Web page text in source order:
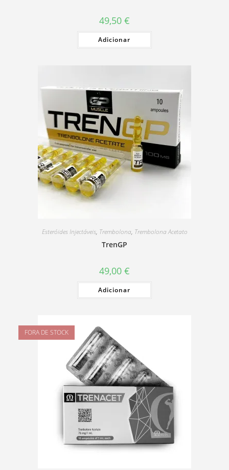
49,50 €
Adicionar
Esteróides Injectáveis, Trembolona, Trembolona Acetato
TrenGP
49,00 €
Adicionar
FORA DE STOCK